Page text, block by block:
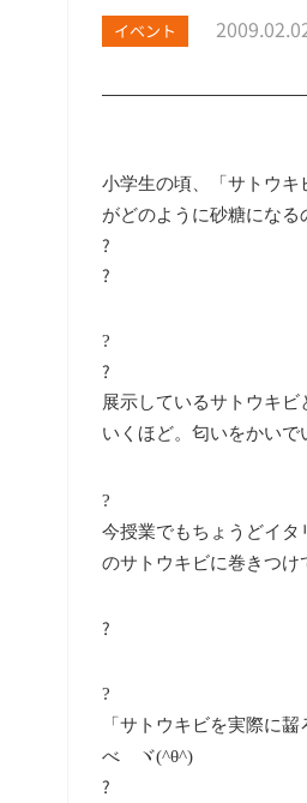
イベント
小学生の頃、「サトウ
がどのように砂糖にな
?
?
?
?
展示しているサトウキ
いくほど。匂いをかいで
?
今授業でもちょうどイタ
のサトウキビに巻きつ
?
?
「サトウキビを実際に
べ ヾ(^θ^)ゞ
?